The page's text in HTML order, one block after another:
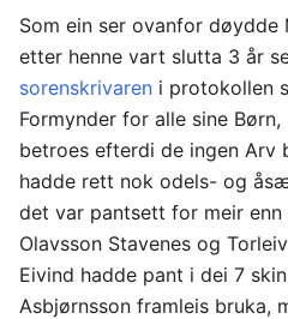
Som ein ser ovanfor døydde
etter henne vart slutta 3 år
sorenskrivaren i protokollen
Formynder for alle sine
betroes efterdi de ingen Arv
hadde rett nok odels- og
det var pantsett for meir
Olavsson Stavenes og
Eivind hadde pant i dei 7
Asbjørnsson framleis bruka,